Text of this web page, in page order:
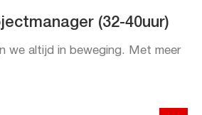
(32-40uur)
we altijd in beweging. Met meer